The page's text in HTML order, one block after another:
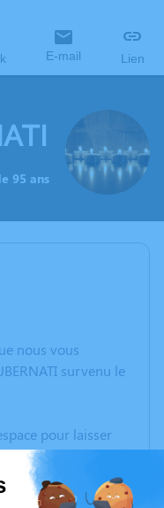
E-mail Lien
95 ans
nous vous
survenu le
pour laisser
souvenirs, une
à travers des
est un lieu